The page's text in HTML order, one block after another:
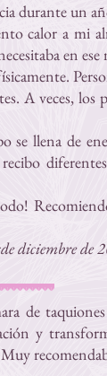
durante un
calor a mi
en
A veces, los
se llena de
diciembre de
de
y